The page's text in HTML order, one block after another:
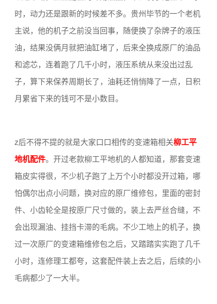
时，动力还是跟新的时候差不多。贵州毕节的一个老机
主说，他的机子之前没当回事，随便换了杂牌子的液压
油，结果没俩月就把油缸堵了，后来全换成原厂的油品
和滤芯，连着跑了几千小时，液压系统从来没出过乱
子，算下来保养周期长了，油耗还悄悄降了一点，日积
月累省下来的钱可不是小数目。
z后不得不提的就是大家口口相传的变速箱相关柳工平
地机配件。开过老款柳工平地机的人都知道，那套变速
箱皮实得很，不少机子跑了上万个小时都没开过箱，哪
怕偶尔出点小问题，换对应的原厂维修包，里面的密封
件、小齿轮全是按原厂尺寸做的，装上去严丝合缝，不
会出现漏油、挂挡卡滞的毛病。不少工地上的机子，换
过一次原厂的变速箱维修包之后，又踏踏实实跑了几千
小时，连修理工都夸，这套配件装上去之后，后续的小
毛病都少了一大半。